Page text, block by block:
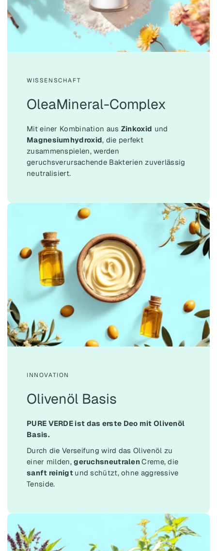
WISSENSCHAFT
OleaMineral-Complex
Mit einer Kombination aus Zinkoxid und
Magnesiumhydroxid, die perfekt
zusammenspielen, werden
geruchsverursachende Bakterien zuverlässig
neutralisiert.
INNOVATION
Olivenöl Basis
PURE VERDE ist das erste Deo mit Olivenöl
Basis.
Durch die Verseifung wird das Olivenöl zu
einer milden,geruchsneutralenCreme, die
sanft reinigt und schützt, ohne aggressive
Tenside.